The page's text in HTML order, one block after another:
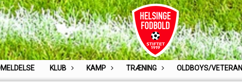
KLUB KAMP TRÆNING OLDBOYS/VETERAN